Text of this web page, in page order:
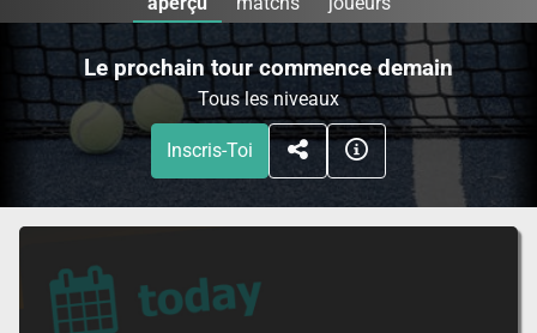
Le prochain tour commence demain
Tous les niveaux
Inscris-Toi